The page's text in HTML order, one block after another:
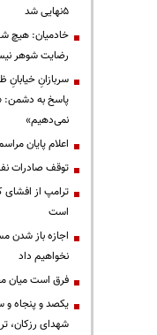
۵نهایی شد
خادمیان: هیچ
رضایت شوهر
سربازانِ
پاسخ به دشمن:
نمی‌دهیم»
اعلام پایان مراسم
توقف صادرات
ترامپ از
است
اجازه باز شدن
نخواهیم داد
فرق است میان
یکصد و پنجاه
شهدای رزکان،